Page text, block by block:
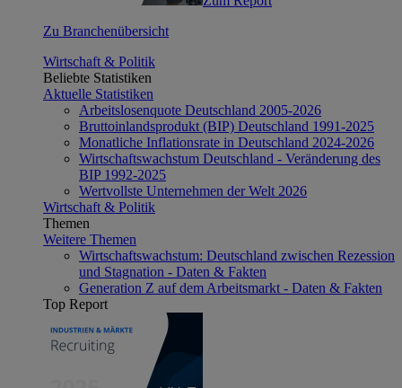
Zu Branchenübersicht
Wirtschaft & Politik
Beliebte Statistiken
Aktuelle Statistiken
Arbeitslosenquote Deutschland 2005-2026
Bruttoinlandsprodukt (BIP) Deutschland 1991-2025
Monatliche Inflationsrate in Deutschland 2024-2026
Wirtschaftswachstum Deutschland - Veränderung des
BIP 1992-2025
Wertvollste Unternehmen der Welt 2026
Wirtschaft & Politik
Themen
Weitere Themen
Wirtschaftswachstum: Deutschland zwischen Rezession
und Stagnation - Daten & Fakten
Generation Z auf dem Arbeitsmarkt - Daten & Fakten
Top Report